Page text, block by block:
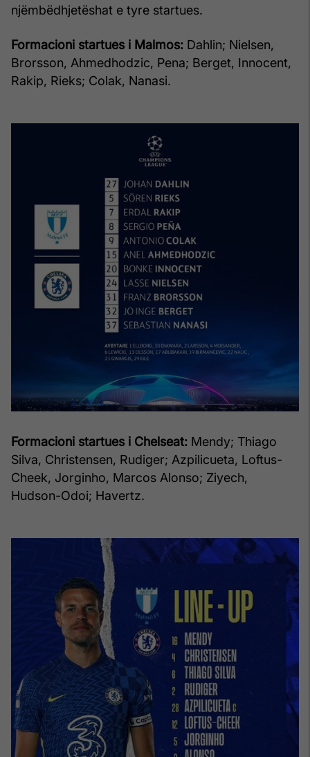
njëmbëdhjetëshat e tyre startues.
Formacioni startues i Malmos: Dahlin; Nielsen,
Brorsson, Ahmedhodzic, Pena; Berget, Innocent,
Rakip, Rieks; Colak, Nanasi.
Formacioni startues i Chelseat: Mendy; Thiago
Silva, Christensen, Rudiger; Azpilicueta, Loftus-
Cheek, Jorginho, Marcos Alonso; Ziyech,
Hudson-Odoi; Havertz.